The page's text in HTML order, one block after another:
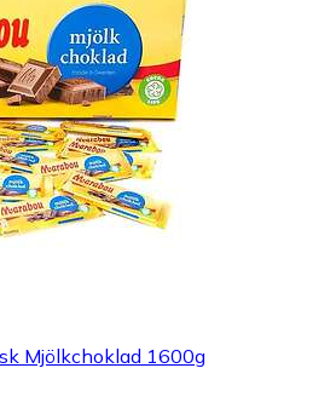
Mjölkchoklad 1600g